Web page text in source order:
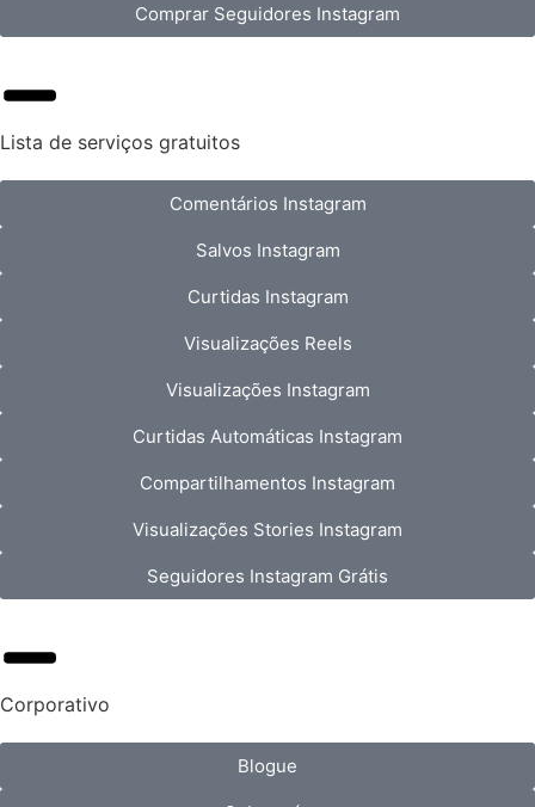
Comprar Seguidores Instagram
Lista de serviços gratuitos
Comentários Instagram
Salvos Instagram
Curtidas Instagram
Visualizações Reels
Visualizações Instagram
Curtidas Automáticas Instagram
Compartilhamentos Instagram
Visualizações Stories Instagram
Seguidores Instagram Grátis
Corporativo
Blogue